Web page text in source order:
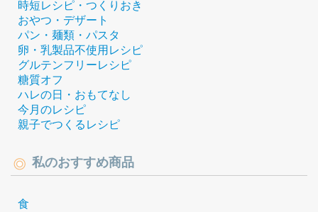
時短レシピ・つくりおき
おやつ・デザート
パン・麺類・パスタ
卵・乳製品不使用レシピ
グルテンフリーレシピ
糖質オフ
ハレの日・おもてなし
今月のレシピ
親子でつくるレシピ
私のおすすめ商品
食